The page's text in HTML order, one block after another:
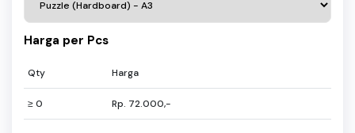
Harga per Pcs
Qty Harga
≥ 0 Rp. 72.000,-